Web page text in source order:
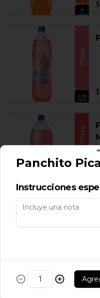
Panchito
Instrucciones